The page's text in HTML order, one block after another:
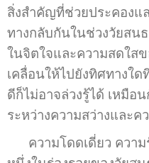
สิ่งสำคัญที่ช่วยประคองแ
ทางกลับกันในช่วงวัยสน
ในจิตใจและความสดใส
เคลื่อนให้ไปยังทิศทางใ
ดีก็ไม่อาจล่วงรู้ได้ เหมือ
ระหว่างความสว่างและ
ความโดดเดี่ยว ความ